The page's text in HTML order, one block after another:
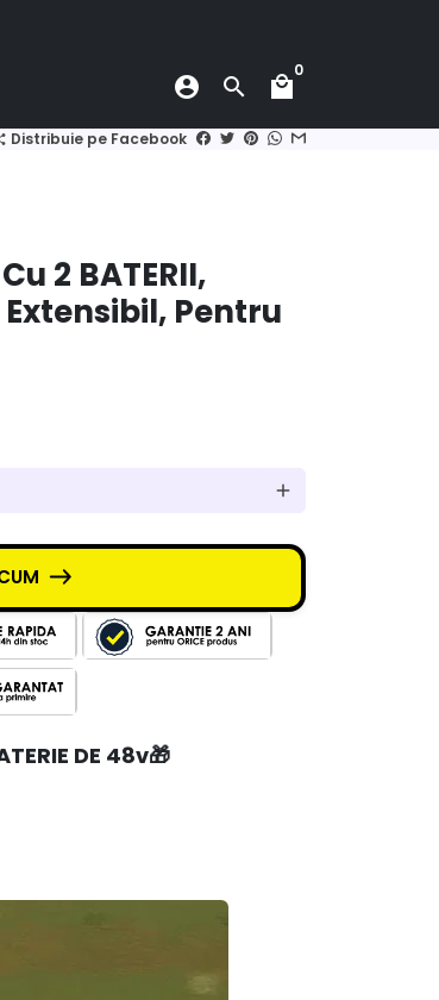
account_circle search local_mall
0
Distribuie pe Facebook
2 BATERII,
Pentru
add
DE 48v🎁